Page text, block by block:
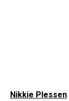
Nikkie Plessen